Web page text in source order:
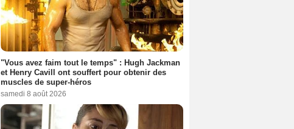
"Vous avez faim tout le temps" : Hugh Jackman
et Henry Cavill ont souffert pour obtenir des
muscles de super-héros
samedi 8 août 2026